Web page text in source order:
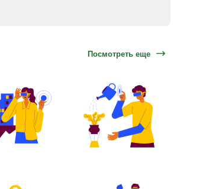
Посмотреть еще